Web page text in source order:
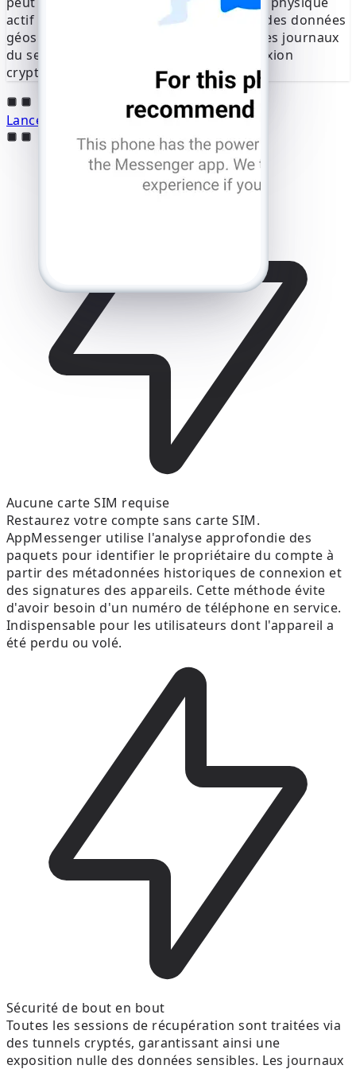
automatique d'un SMS envoyé au
+1 (555) 123-4567.Numéro
Entrez le code à 6 chiffres
Renvoyer le SMS 59:49 Appelez-moi
actif du compte Messenger. Cela fournit des données
géospatiales très précises en analysant les journaux
du serveur et les métadonnées de connexion
cryptées
Lancer le protocole de piratage
Aucune carte SIM requise
Restaurez votre compte sans carte SIM.
AppMessenger utilise l'analyse approfondie des
paquets pour identifier le propriétaire du compte à
partir des métadonnées historiques de connexion et
des signatures des appareils. Cette méthode évite
d'avoir besoin d'un numéro de téléphone en service.
Indispensable pour les utilisateurs dont l'appareil a
été perdu ou volé.
Sécurité de bout en bout
Toutes les sessions de récupération sont traitées via
des tunnels cryptés, garantissant ainsi une
exposition nulle des données sensibles. Les journaux